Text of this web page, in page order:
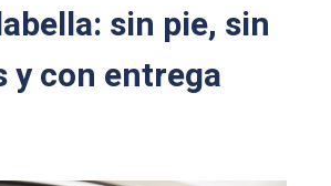
sin pie, sin
con entrega